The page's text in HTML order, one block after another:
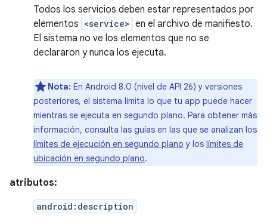
Todos los servicios deben estar representados por
elementos <service> en el archivo de manifiesto.
El sistema no ve los elementos que no se
declararon y nunca los ejecuta.
Nota: En Android 8.0 (nivel de API 26) y versiones
posteriores, el sistema limita lo que tu app puede hacer
mientras se ejecuta en segundo plano. Para obtener más
información, consulta las guías en las que se analizan los
límites de ejecución en segundo plano y los límites de
ubicación en segundo plano.
atributos:
android:description